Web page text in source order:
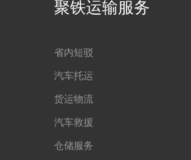
聚铁运输服务
省内短驳
汽车托运
货运物流
汽车救援
仓储服务